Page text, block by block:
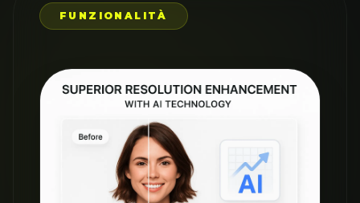
FUNZIONALITÀ